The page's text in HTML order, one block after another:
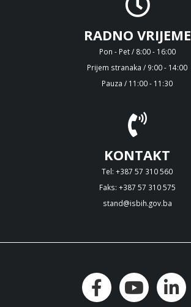
RADNO VRIJEME
Pon - Pet / 8:00 - 16:00
Prijem stranaka / 9:00 - 14:00
Pauza / 11:00 - 11:30
KONTAKT
Tel: +387 57 310 560
Faks: +387 57 310 575
stand@isbih.gov.ba